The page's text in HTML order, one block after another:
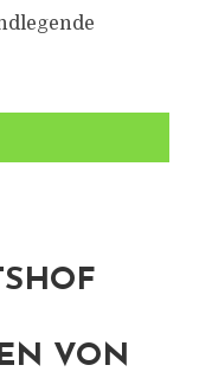
VON